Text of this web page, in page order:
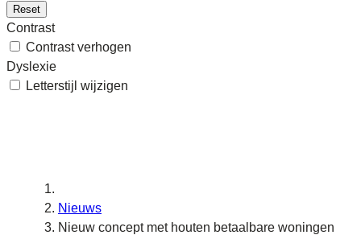
Reset
Contrast
Contrast verhogen
Dyslexie
Letterstijl wijzigen
Nieuws
Nieuw concept met houten betaalbare woningen